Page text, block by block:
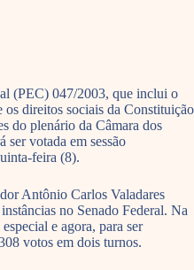
(PEC) 047/2003, que inclui o
direitos sociais da Constituição
do plenário da Câmara dos
ser votada em sessão
feira (8).
Antônio Carlos Valadares
no Senado Federal. Na
e agora, para ser
votos em dois turnos.